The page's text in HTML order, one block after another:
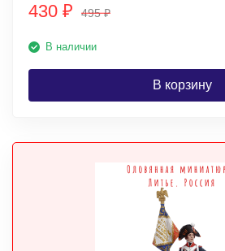
430 ₽ 495₽
В наличии
В корзину